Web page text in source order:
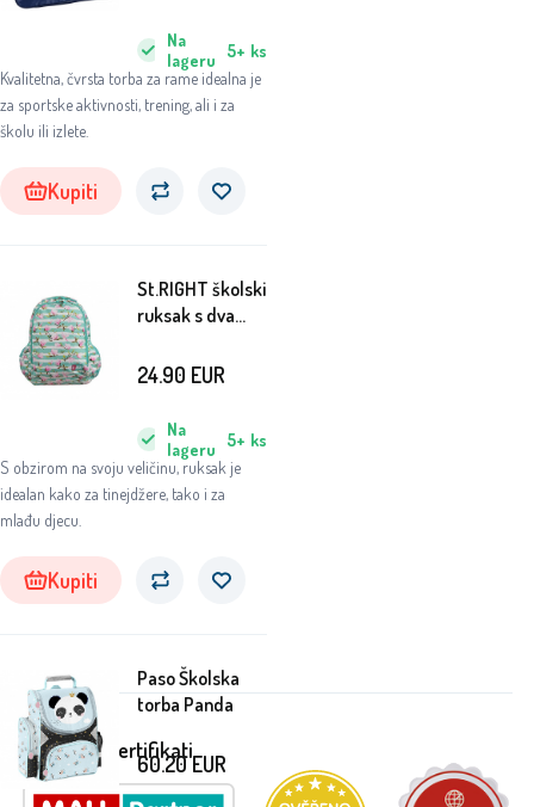
Kvalitetna, čvrsta torba za rame idealna je
za sportske aktivnosti, trening, ali i za
školu ili izlete.
Na
lageru
5+ ks
Kupiti
St.RIGHT školski
ruksak s dva
Magnolia
S obzirom na svoju veličinu, ruksak je
idealan kako za tinejdžere, tako i za
mlađu djecu.
Na
lageru
5+ ks
24.90 EUR
Kupiti
Paso Školska
torba Panda
60.20 EUR
Nagrade i certifikati